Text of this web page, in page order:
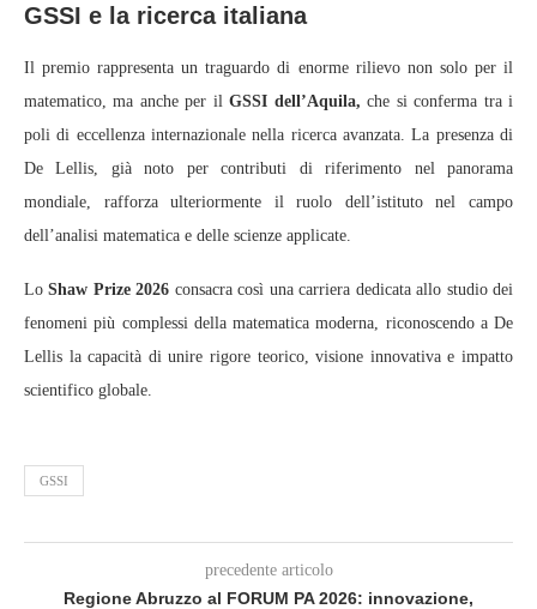
GSSI e la ricerca italiana
Il premio rappresenta un traguardo di enorme rilievo non solo per il
matematico, ma anche per il GSSI dell’Aquila, che si conferma tra i
poli di eccellenza internazionale nella ricerca avanzata. La presenza di
De Lellis, già noto per contributi di riferimento nel panorama
mondiale, rafforza ulteriormente il ruolo dell’istituto nel campo
dell’analisi matematica e delle scienze applicate.
LoShaw Prize 2026 consacra così una carriera dedicata allo studio dei
fenomeni più complessi della matematica moderna, riconoscendo a De
Lellis la capacità di unire rigore teorico, visione innovativa e impatto
scientifico globale.
GSSI
precedente articolo
Regione Abruzzo al FORUM PA 2026: innovazione,